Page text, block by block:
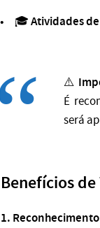
🎓Atividades
⚠️
É
será
Benefícios
1.